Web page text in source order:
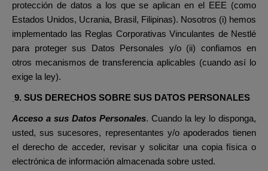
protección de datos a los que se aplican en el EEE (como
Estados Unidos, Ucrania, Brasil, Filipinas). Nosotros (i) hemos
implementado las Reglas Corporativas Vinculantes de Nestlé
para proteger sus Datos Personales y/o (ii) confiamos en
otros mecanismos de transferencia aplicables (cuando así lo
exige la ley).
9. SUS DERECHOS SOBRE SUS DATOS PERSONALES
Acceso a sus Datos Personales. Cuando la ley lo disponga,
usted, sus sucesores, representantes y/o apoderados tienen
el derecho de acceder, revisar y solicitar una copia física o
electrónica de información almacenada sobre usted.